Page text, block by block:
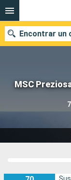
MSC
Encontrar un
Nuestros
Fecha de salida